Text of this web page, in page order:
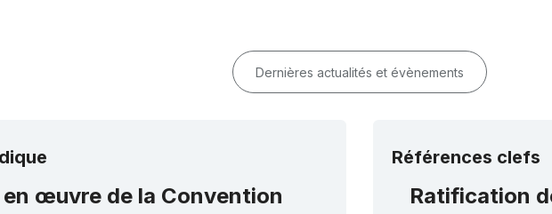
Dernières actualités et évènements
en œuvre de la Convention
Références clefs
Ratification